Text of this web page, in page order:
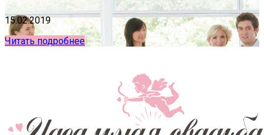
15.02.2019
Читать подробнее